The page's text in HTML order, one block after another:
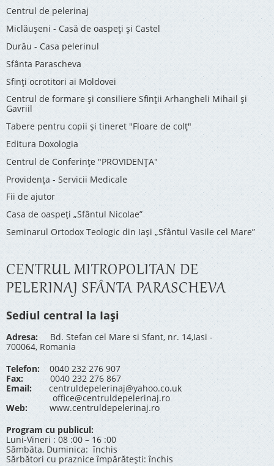
Centrul de pelerinaj
Miclăușeni - Casă de oaspeţi şi Castel
Durău - Casa pelerinul
Sfânta Parascheva
Sfinți ocrotitori ai Moldovei
Centrul de formare și consiliere Sfinții Arhangheli Mihail și
Gavriil
Tabere pentru copii şi tineret "Floare de colţ"
Editura Doxologia
Centrul de Conferinţe "PROVIDENŢA"
Providenţa - Servicii Medicale
Fii de ajutor
Casa de oaspeți „Sfântul Nicolae”
Seminarul Ortodox Teologic din Iași „Sfântul Vasile cel Mare”
CENTRUL MITROPOLITAN DE
PELERINAJ SFÂNTA PARASCHEVA
Sediul central la Iași
Adresa: Bd. Stefan cel Mare si Sfant, nr. 14,Iasi -
700064, Romania
Telefon: 0040 232 276 907
Fax: 0040 232 276 867
Email:
centruldepelerinaj@yahoo.co.uk
office@centruldepelerinaj.ro
Web:
www.centruldepelerinaj.ro
Program cu publicul:
Luni-Vineri : 08 :00 – 16 :00
Sâmbăta, Duminica: închis
Sărbători cu praznice împărătești: închis